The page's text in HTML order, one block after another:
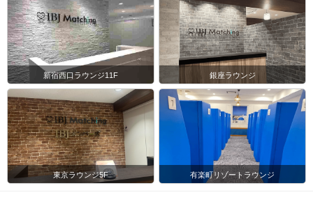
新宿西口ラウンジ11F 銀座ラウンジ
東京ラウンジ5F 有楽町リゾートラウンジ